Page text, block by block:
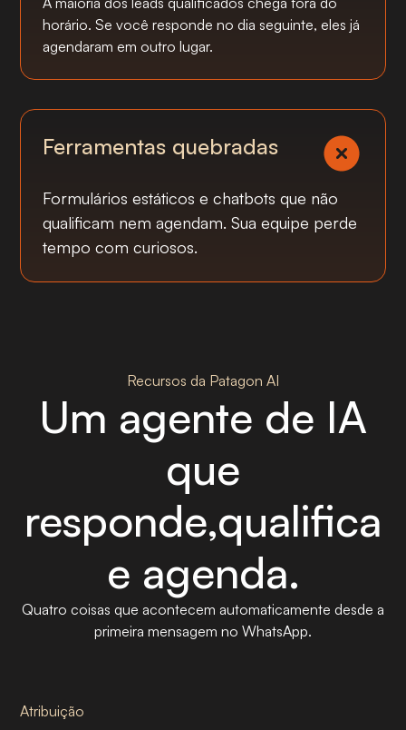
horário. Se você responde no dia seguinte, eles já
agendaram em outro lugar.
Ferramentas quebradas
Formulários estáticos e chatbots que não
qualificam nem agendam. Sua equipe perde
tempo com curiosos.
Recursos da Patagon AI
Um agente de IA
que
responde,qualifica
e agenda.
Quatro coisas que acontecem automaticamente desde a
primeira mensagem no WhatsApp.
Atribuição